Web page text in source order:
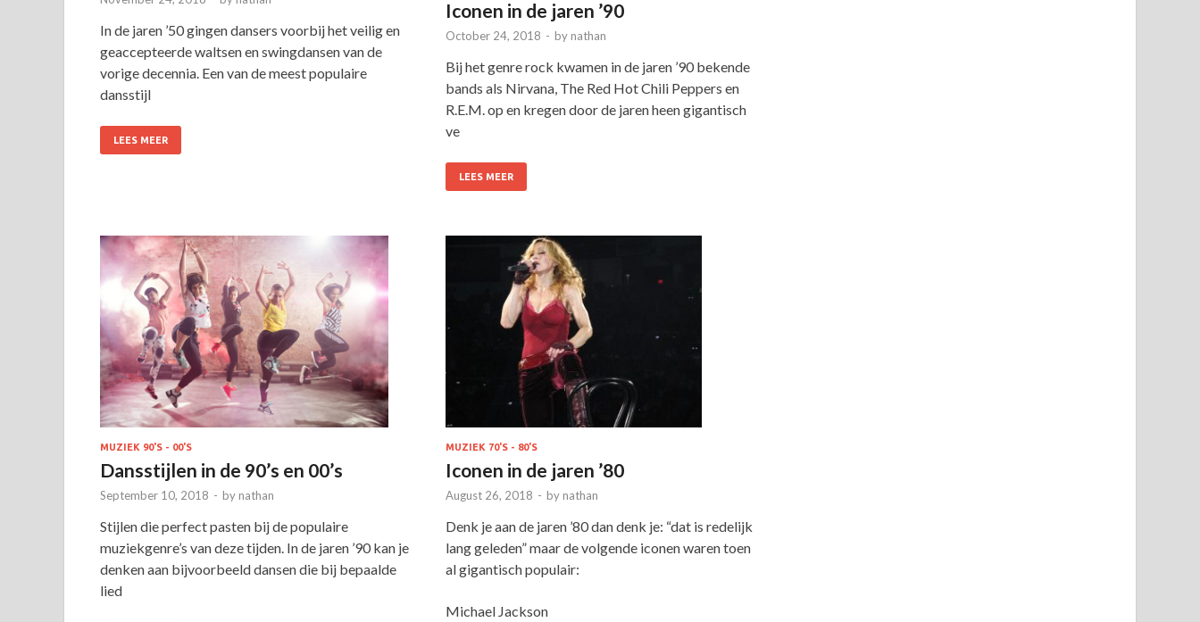
In de jaren ’50 gingen dansers voorbij het veilig en
geaccepteerde waltsen en swingdansen van de
vorige decennia. Een van de meest populaire
dansstijl
LEES MEER
Iconen in de jaren ’90
October 24, 2018 - by nathan
Bij het genre rock kwamen in de jaren ’90 bekende
bands als Nirvana, The Red Hot Chili Peppers en
R.E.M. op en kregen door de jaren heen gigantisch
ve
LEES MEER
MUZIEK 90'S - 00'S
Dansstijlen in de 90’s en 00’s
September 10, 2018 - by nathan
Stijlen die perfect pasten bij de populaire
muziekgenre’s van deze tijden. In de jaren ’90 kan je
denken aan bijvoorbeeld dansen die bij bepaalde
lied
MUZIEK 70'S - 80'S
Iconen in de jaren ’80
August 26, 2018 - by nathan
Denk je aan de jaren ’80 dan denk je: “dat is redelijk
lang geleden” maar de volgende iconen waren toen
al gigantisch populair:
Michael Jackson